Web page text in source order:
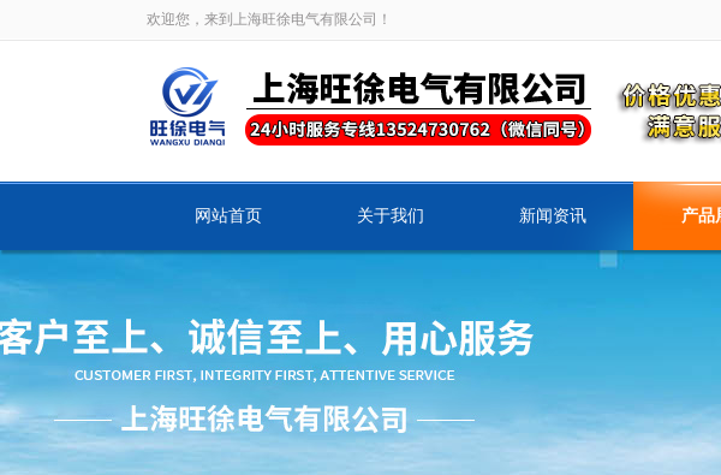
欢迎您，来到上海旺徐电气有限公司！
网站首页 关于我们 新闻资讯 产品